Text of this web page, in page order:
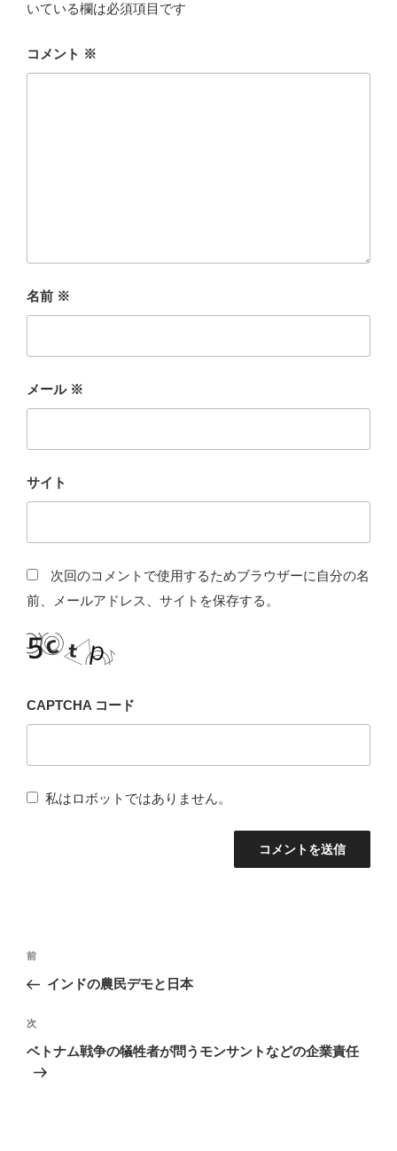
いている欄は必須項目です
コメント ※
名前 ※
メール ※
サイト
次回のコメントで使用するためブラウザーに自分の名
前、メールアドレス、サイトを保存する。
CAPTCHA コード
私はロボットではありません。
投
稿
ビ
ゲ
ー
前
の
稿
前
インドの農民デモと日本
次
の
次
ベトナム戦争の犠牲者が問うモンサントなどの企業責任